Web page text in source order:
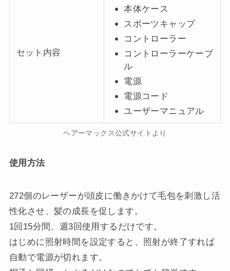
セット内容
本体ケース
スポーツキャップ
コントローラー
コントローラーケーブ
ル
電源
電源コード
ユーザーマニュアル
ヘアーマックス公式サイトより
使用方法
272個のレーザーが頭皮に働きかけて毛包を刺激し活
性化させ、髪の成長を促します。
1回15分間、週3回使用するだけです。
はじめに照射時間を設定すると、照射が終了すれば
自動で電源が切れます。